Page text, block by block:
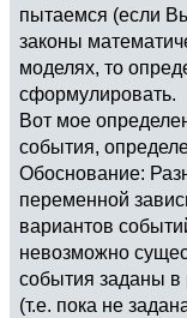
пытаемся (если
законы
моделях, то
сформулировать.
Вот мое
события,
Обоснование:
переменной
вариантов
невозможно
события заданы в
(т.е. пока не